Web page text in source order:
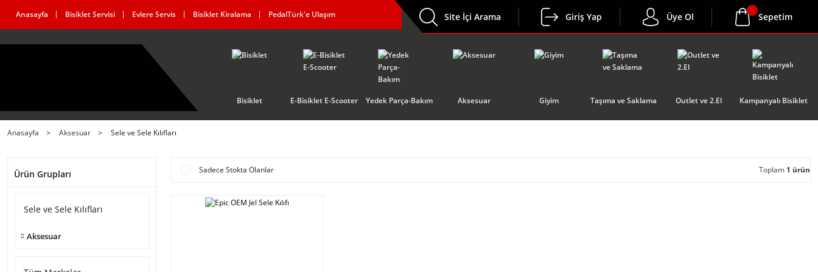
Anasayfa Bisiklet Servisi Evlere Servis Bisiklet Kiralama PedalTürk'e Ulaşım Site İçi Arama Giriş Yap Üye Ol Sepetim
Bisiklet E-Bisiklet E-Scooter Yedek Parça-Bakım Aksesuar Giyim Taşıma ve Saklama Outlet ve 2.El Kampanyalı Bisiklet
Anasayfa Aksesuar Sele ve Sele Kılıfları
Ürün Grupları
Sele ve Sele Kılıfları
Aksesuar
Sadece Stokta Olanlar Toplam 1 ürün